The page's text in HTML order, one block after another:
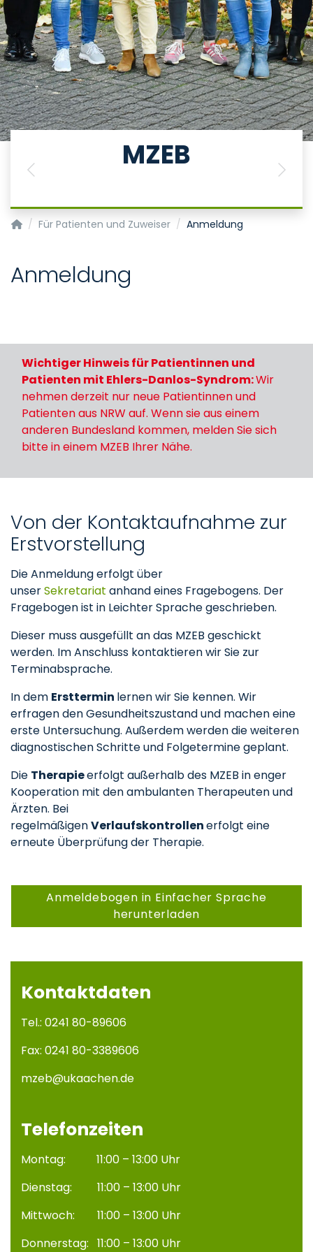
MZEB
Previous Next
Medizinisches Zentrum für Erwachsene mit geistiger
Für Patienten und Zuweiser Anmeldung
Anmeldung
Wichtiger Hinweis für Patientinnen und
Patienten mit Ehlers-Danlos-Syndrom:Wir
nehmen derzeit nur neue Patientinnen und
Patienten aus NRW auf. Wenn sie aus einem
anderen Bundesland kommen, melden Sie sich
bitte in einem MZEB Ihrer Nähe.
Von der Kontaktaufnahme zur
Erstvorstellung
Die Anmeldung erfolgt über
unserSekretariat anhand eines Fragebogens. Der
Fragebogen ist in Leichter Sprache geschrieben.
Dieser muss ausgefüllt an das MZEB geschickt
werden. Im Anschluss kontaktieren wir Sie zur
Terminabsprache.
In dem Ersttermin lernen wir Sie kennen. Wir
erfragen den Gesundheitszustand und machen eine
erste Untersuchung. Außerdem werden die weiteren
diagnostischen Schritte und Folgetermine geplant.
Die Therapieerfolgt außerhalb des MZEB in enger
Kooperation mit den ambulanten Therapeuten und
Ärzten. Bei
regelmäßigenVerlaufskontrollenerfolgt eine
erneute Überprüfung der Therapie.
Anmeldebogen in Einfacher Sprache
herunterladen
Kontaktdaten
Tel.: 0241 80-89606
Fax: 0241 80-3389606
mzeb@ukaachen.de
Telefonzeiten
Montag: 11:00 – 13:00 Uhr
Dienstag: 11:00 – 13:00 Uhr
Mittwoch: 11:00 – 13:00 Uhr
Donnerstag: 11:00 – 13:00 Uhr